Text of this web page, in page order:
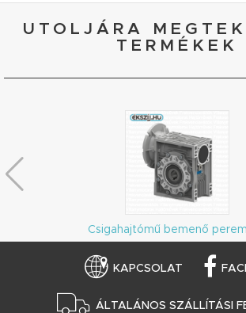
UTOLJÁRA
TERMÉKEK
Csigahajtómű bemenő
KAPCSOLAT
ÁLTALÁNOS SZÁLLÍTÁSI